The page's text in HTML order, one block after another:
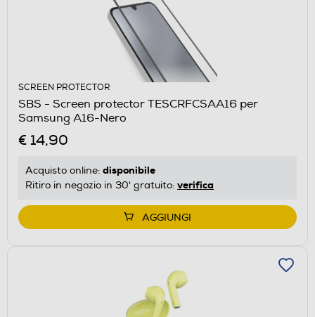
SCREEN PROTECTOR
SBS - Screen protector TESCRFCSAA16 per
Samsung A16-Nero
€ 14,90
Acquisto online: disponibile
Ritiro in negozio in 30' gratuito: verifica
AGGIUNGI